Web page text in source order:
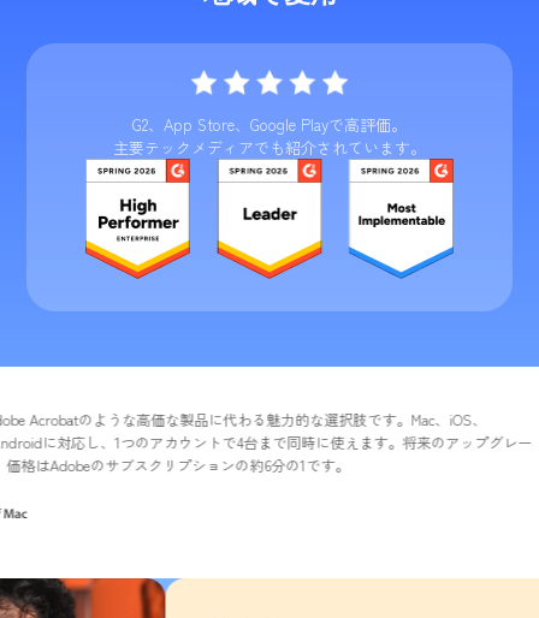
G2、App Store、Google Playで高評価。
主要テックメディアでも紹介されています。
のような高価な製品に代わる魅力的な選択肢です。Mac、iOS、
し、1つのアカウントで4台まで同時に使えます。将来のアップグレー
のサブスクリプションの約6分の1です。